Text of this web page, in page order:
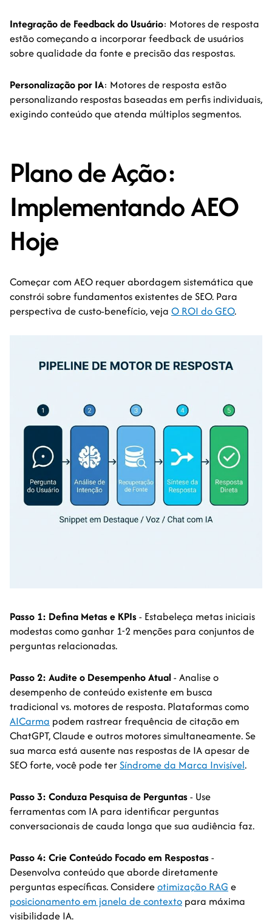
Integração de Feedback do Usuário: Motores de resposta
estão começando a incorporar feedback de usuários
sobre qualidade da fonte e precisão das respostas.
Personalização por IA: Motores de resposta estão
personalizando respostas baseadas em perfis individuais,
exigindo conteúdo que atenda múltiplos segmentos.
Plano de Ação:
Implementando AEO
Hoje
Começar com AEO requer abordagem sistemática que
constrói sobre fundamentos existentes de SEO. Para
perspectiva de custo-benefício, veja O ROI do GEO.
Passo 1: Defina Metas e KPIs- Estabeleça metas iniciais
modestas como ganhar 1-2 menções para conjuntos de
perguntas relacionadas.
Passo 2: Audite o Desempenho Atual - Analise o
desempenho de conteúdo existente em busca
tradicional vs. motores de resposta. Plataformas como
AICarma podem rastrear frequência de citação em
ChatGPT, Claude e outros motores simultaneamente. Se
sua marca está ausente nas respostas de IA apesar de
SEO forte, você pode ter Síndrome da Marca Invisível.
Passo 3: Conduza Pesquisa de Perguntas- Use
ferramentas com IA para identificar perguntas
conversacionais de cauda longa que sua audiência faz.
Passo 4: Crie Conteúdo Focado em Respostas-
Desenvolva conteúdo que aborde diretamente
perguntas específicas. Considereotimização RAG e
posicionamento em janela de contexto para máxima
visibilidade IA.